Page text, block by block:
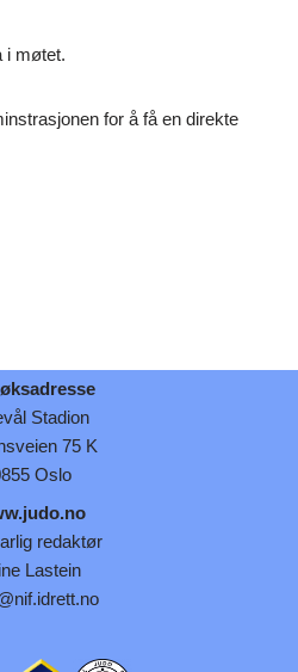
i møtet.
for å få en direkte
Stadion
75 K
Oslo
redaktør
Lastein